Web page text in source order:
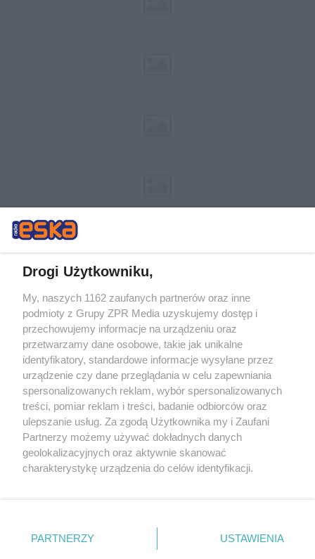
Żaden utwór zamieszczony w serwisie nie może być powielany i
rozpowszechniany lub dalej rozpowszechniany w jakikolwiek sposób (w
tym także elektroniczny lub mechaniczny) na jakimkolwiek polu
eksploatacji w jakiejkolwiek formie, włącznie z umieszczaniem w
Internecie bez pisemnej zgody właściciela praw. Jakiekolwiek użycie lub
wykorzystanie utworów w całości lub w części z naruszeniem prawa,
tzn. bez właściwej zgody, jest zabronione pod groźbą kary i może być
ścigane prawnie.
Drogi Użytkowniku,
My, naszych 1162 zaufanych partnerów oraz inne
podmioty z Grupy ZPR Media uzyskujemy dostęp i
przechowujemy informacje na urządzeniu oraz
przetwarzamy dane osobowe, takie jak unikalne
identyfikatory, standardowe informacje wysyłane przez
urządzenie czy dane przeglądania w celu zapewniania
spersonalizowanych reklam, wybór spersonalizowanych
treści, pomiar reklam i treści, badanie odbiorców oraz
ulepszanie usług. Za zgodą Użytkownika my i Zaufani
Partnerzy możemy używać dokładnych danych
geolokalizacyjnych oraz aktywnie skanować
charakterystykę urządzenia do celów identyfikacji.
zmienić/wycofać klikając przycisk ustawień prywatności
znajdujący się w lewym dolnym rogu strony
PARTNERZY USTAWIENIA